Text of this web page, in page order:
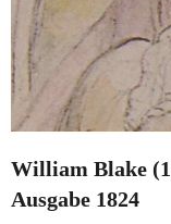
William Blake
Ausgabe 1824